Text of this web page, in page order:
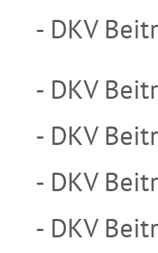
- DKV
- DKV
- DKV
- DKV
- DKV